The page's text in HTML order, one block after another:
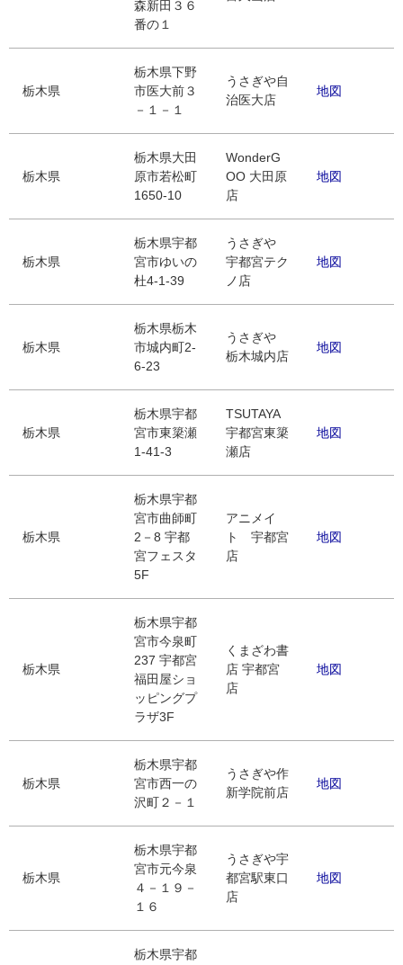
森新田３６
番の１
栃木県
栃木県下野
市医大前３
－１－１
うさぎや自
治医大店
地図
栃木県
栃木県大田
原市若松町
1650-10
WonderG
OO 大田原
店
地図
栃木県
栃木県宇都
宮市ゆいの
杜4-1-39
うさぎや
宇都宮テク
ノ店
地図
栃木県
栃木県栃木
市城内町2-
6-23
うさぎや
栃木城内店
地図
栃木県
栃木県宇都
宮市東簗瀬
1-41-3
TSUTAYA
宇都宮東簗
瀬店
地図
栃木県
栃木県宇都
宮市曲師町
2－8 宇都
宮フェスタ
5F
アニメイ
ト 宇都宮
店
地図
栃木県
栃木県宇都
宮市今泉町
237 宇都宮
福田屋ショ
ッピングプ
ラザ3F
くまざわ書
店 宇都宮
店
地図
栃木県
栃木県宇都
宮市西一の
沢町２－１
うさぎや作
新学院前店
地図
栃木県
栃木県宇都
宮市元今泉
４－１９－
１６
うさぎや宇
都宮駅東口
店
地図
栃木県宇都